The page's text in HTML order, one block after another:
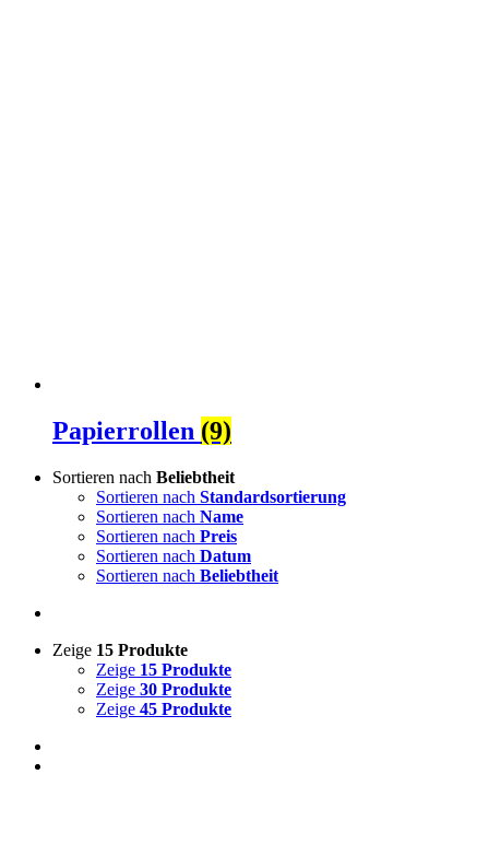
Papierrollen (9)
Sortieren nach Beliebtheit
Sortieren nach Standardsortierung
Sortieren nach Name
Sortieren nach Preis
Sortieren nach Datum
Sortieren nach Beliebtheit
Zeige 15 Produkte
Zeige 15 Produkte
Zeige 30 Produkte
Zeige 45 Produkte